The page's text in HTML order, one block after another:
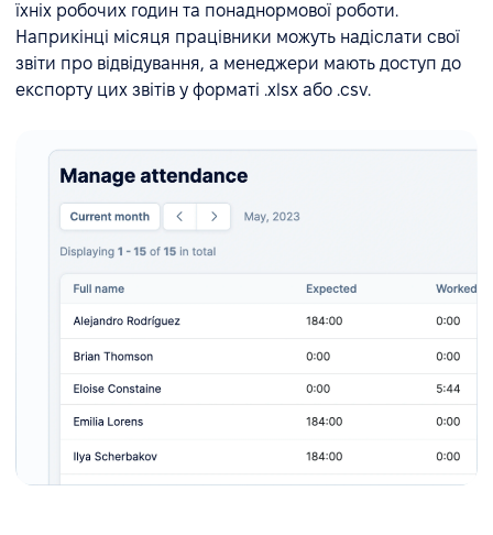
їхніх робочих годин та понаднормової роботи.
Наприкінці місяця працівники можуть надіслати свої
звіти про відвідування, а менеджери мають доступ до
експорту цих звітів у форматі .xlsx або .csv.